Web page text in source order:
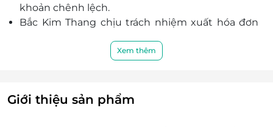
khoản chênh lệch.
Bắc Kim Thang chịu trách nhiệm xuất hóa đơn
Quý khách có trách nhiệm bảo mật thông tin
trả các mã thẻ bị mất hoặc ở trạng thái "đã sử
dụng" với bất kỳ lý do gì.
Xem thêm
Giới thiệu sản phẩm